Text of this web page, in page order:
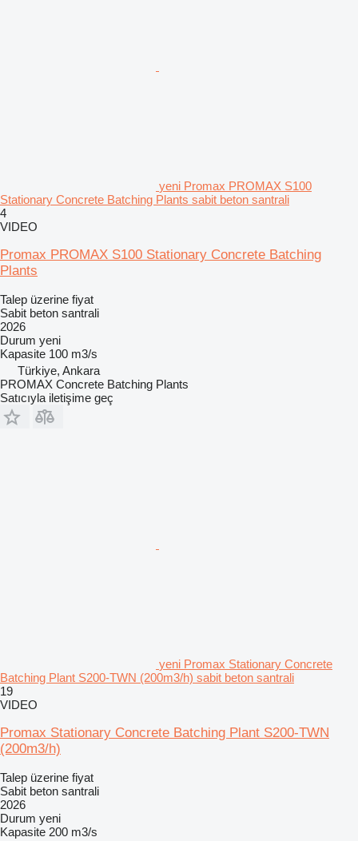
yeni Promax PROMAX S100
Stationary Concrete Batching Plants sabit beton santrali
4
VIDEO
Promax PROMAX S100 Stationary Concrete Batching
Plants
Talep üzerine fiyat
Sabit beton santrali
2026
Durum yeni
Kapasite 100 m3/s
Türkiye, Ankara
PROMAX Concrete Batching Plants
Satıcıyla iletişime geç
yeni Promax Stationary Concrete
Batching Plant S200-TWN (200m3/h) sabit beton santrali
19
VIDEO
Promax Stationary Concrete Batching Plant S200-TWN
(200m3/h)
Talep üzerine fiyat
Sabit beton santrali
2026
Durum yeni
Kapasite 200 m3/s